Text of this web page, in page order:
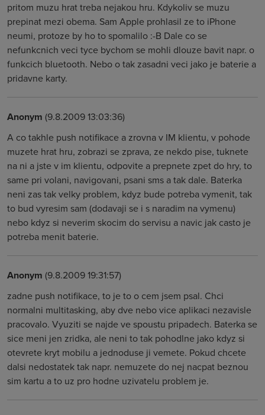
pritom muzu hrat treba nejakou hru. Kdykoliv se muzu
prepinat mezi obema. Sam Apple prohlasil ze to iPhone
neumi, protoze by ho to spomalilo :-B Dale co se
nefunkcnich veci tyce bychom se mohli dlouze bavit napr. o
funkcich bluetooth. Nebo o tak zasadni veci jako je baterie a
pridavne karty.
Anonym (9.8.2009 13:03:36)
A co takhle push notifikace a zrovna v IM klientu, v pohode
muzete hrat hru, zobrazi se zprava, ze nekdo pise, tuknete
na ni a jste v im klientu, odpovite a prepnete zpet do hry, to
same pri volani, navigovani, psani sms a tak dale. Baterka
neni zas tak velky problem, kdyz bude potreba vymenit, tak
to bud vyresim sam (dodavaji se i s naradim na vymenu)
nebo kdyz si neverim skocim do servisu a navic jak casto je
potreba menit baterie.
Anonym (9.8.2009 19:31:57)
zadne push notifikace, to je to o cem jsem psal. Chci
normalni multitasking, aby dve nebo vice aplikaci nezavisle
pracovalo. Vyuziti se najde ve spoustu pripadech. Baterka se
sice meni jen zridka, ale neni to tak pohodlne jako kdyz si
otevrete kryt mobilu a jednoduse ji vemete. Pokud chcete
dalsi nedostatek tak napr. nemuzete do nej nacpat beznou
sim kartu a to uz pro hodne uzivatelu problem je.